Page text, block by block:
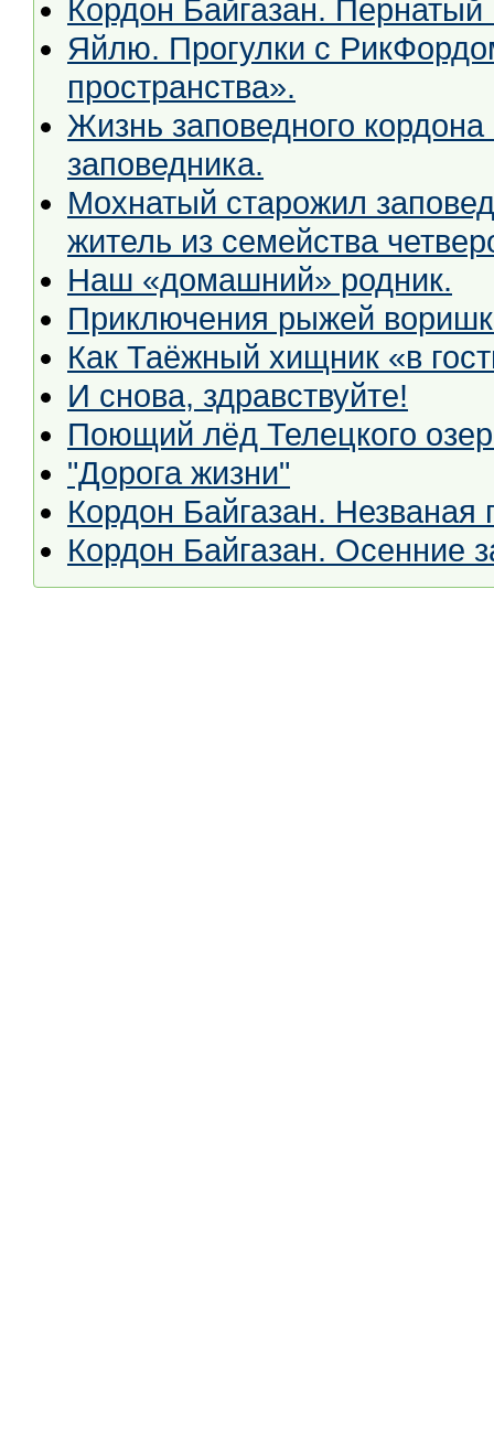
Кордон Байгазан. Пернатый
Яйлю. Прогулки с
пространства».
Жизнь заповедного
заповедника.
Мохнатый старожил
житель из семейства
Наш «домашний» родник.
Приключения рыжей
Как Таёжный хищник «в
И снова, здравствуйте!
Поющий лёд Телецкого
"Дорога жизни"
Кордон Байгазан. Незваная
Кордон Байгазан. Осенние